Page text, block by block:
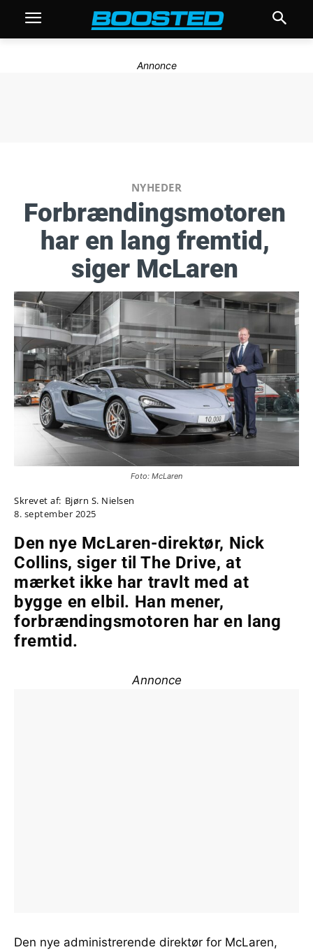
Annonce
NYHEDER
Forbrændingsmotoren
har en lang fremtid,
siger McLaren
Foto: McLaren
Skrevet af: Bjørn S. Nielsen
8. september 2025
Den nye McLaren-direktør, Nick
Collins, siger til The Drive, at
mærket ikke har travlt med at
bygge en elbil. Han mener,
forbrændingsmotoren har en lang
fremtid.
Annonce
Den nye administrerende direktør for McLaren,